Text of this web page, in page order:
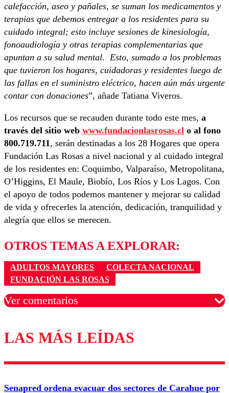
calefacción, aseo y pañales, se suman los medicamentos y
terapias que debemos entregar a los residentes para su
cuidado integral; esto incluye sesiones de kinesiología,
fonoaudiología y otras terapias complementarias que
apuntan a su salud mental. Esto, sumado a los problemas
que tuvieron los hogares, cuidadoras y residentes luego de
las fallas en el suministro eléctrico, hacen aún más urgente
contar con donaciones”, añade Tatiana Viveros.
Los recursos que se recauden durante todo este mes, a
través del sitio web www.fundacionlasrosas.cl o al fono
800.719.711 , serán destinadas a los 28 Hogares que opera
Fundación Las Rosas a nivel nacional y al cuidado integral
de los residentes en: Coquimbo, Valparaíso, Metropolitana,
O’Higgins, El Maule, Biobío, Los Ríos y Los Lagos. Con
el apoyo de todos podemos mantener y mejorar su calidad
de vida y ofrecerles la atención, dedicación, tranquilidad y
alegría que ellos se merecen.
OTROS TEMAS A EXPLORAR:
ADULTOS MAYORES
COLECTA NACIONAL
FUNDACIÓN LAS ROSAS
Ver comentarios
Los comentarios son moderados para garantizar un
diálogo respetuoso.
Correo
LAS MÁS LEÍDAS
Senapred ordena evacuar dos sectores de Carahue por